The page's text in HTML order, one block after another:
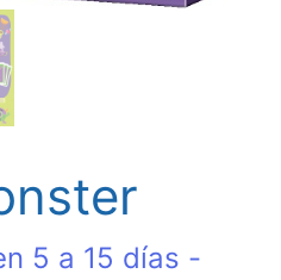
5 a 15 días -